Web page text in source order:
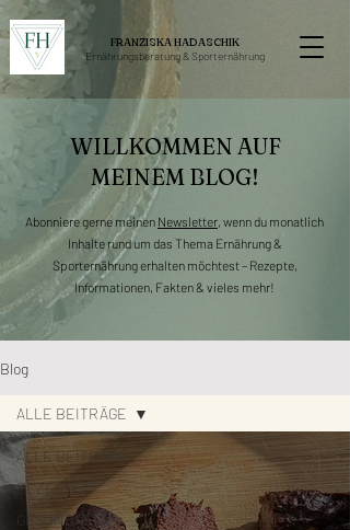
FRANZISKA HADASCHIK
Ernährungsberatung &Sporternährung
WILLKOMMEN AUF
MEINEM BLOG!
Abonniere gerne meinen Newsletter, wenn du monatlich
Inhalte rund um das Thema Ernährung &
Sporternährung erhalten möchtest – Rezepte,
Informationen, Fakten & vieles mehr!
Blog
ALLE BEITRÄGE
REZEPTE
GESUNDHEIT
ALLE BEITRÄGE